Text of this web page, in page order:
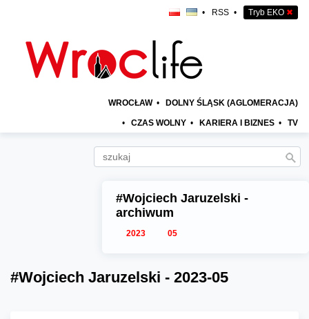
• RSS • Tryb EKO ✖
WROCŁAW • DOLNY ŚLĄSK (AGLOMERACJA)
• CZAS WOLNY • KARIERA I BIZNES • TV
#Wojciech Jaruzelski -
archiwum
2023 05
#Wojciech Jaruzelski - 2023-05